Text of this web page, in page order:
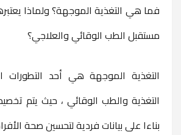
فما هي التغذية الموجهة؟ ولماذا
مستقبل الطب الوقائي والعلاجي؟
التغذية الموجهة هي أحد التطورات
التغذية والطب الوقائي ، حيث يتم
بناءا على بيانات فردية لتحسين صحة